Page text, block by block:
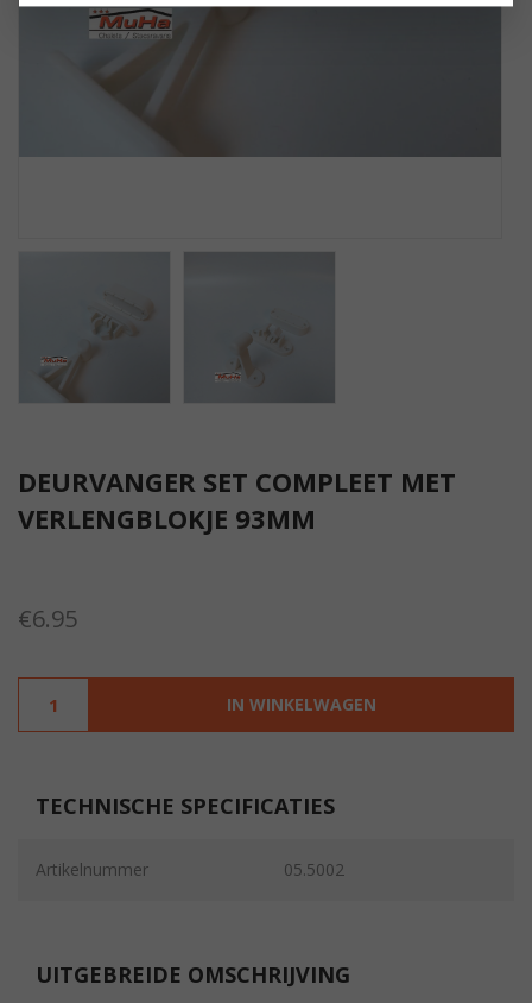
DEURVANGER SET COMPLEET MET
VERLENGBLOKJE 93MM
€6.95
IN WINKELWAGEN
TECHNISCHE SPECIFICATIES
Artikelnummer 05.5002
UITGEBREIDE OMSCHRIJVING